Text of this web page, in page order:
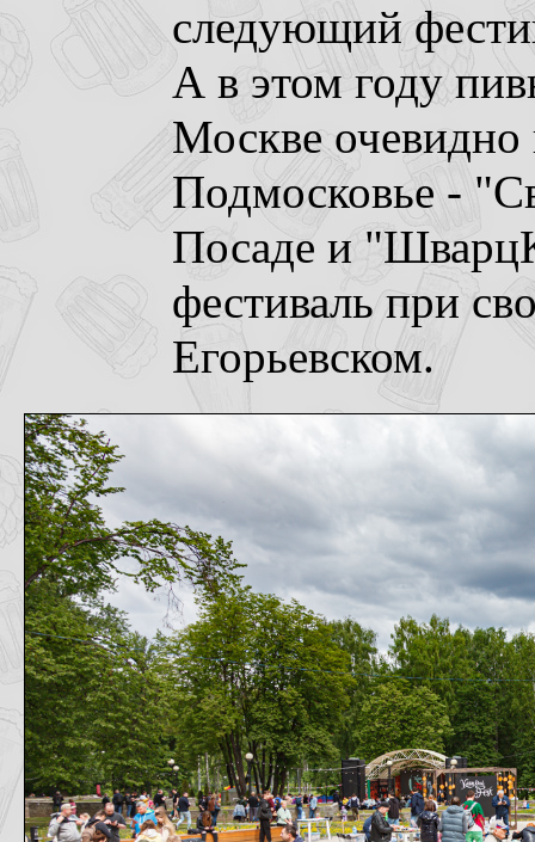
следующий
А в этом году
Москве очевидно
Подмосковье -
Посаде и
фестиваль при
Егорьевском.